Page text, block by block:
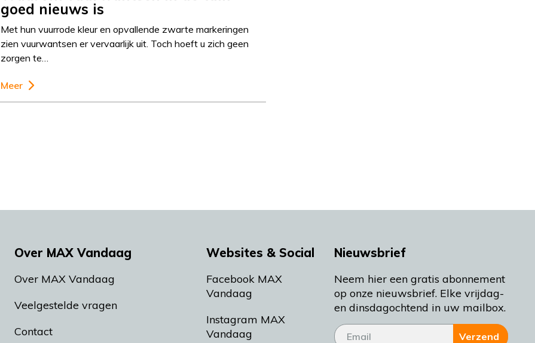
goed nieuws is
Met hun vuurrode kleur en opvallende zwarte markeringen
zien vuurwantsen er vervaarlijk uit. Toch hoeft u zich geen
zorgen te…
Meer
Over MAX Vandaag
Over MAX Vandaag
Veelgestelde vragen
Contact
Websites & Social
Facebook MAX
Vandaag
Instagram MAX
Vandaag
Nieuwsbrief
Neem hier een gratis abonnement
op onze nieuwsbrief. Elke vrijdag-
en dinsdagochtend in uw mailbox.
Verzend